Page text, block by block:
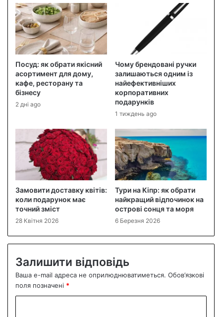
Посуд: як обрати якісний
асортимент для дому,
кафе, ресторану та
бізнесу
2 дні ago
Чому брендовані ручки
залишаються одним із
найефективніших
корпоративних
подарунків
1 тиждень ago
Замовити доставку квітів:
коли подарунок має
точний зміст
28 Квітня 2026
Тури на Кіпр: як обрати
найкращий відпочинок на
острові сонця та моря
6 Березня 2026
Залишити відповідь
Ваша e-mail адреса не оприлюднюватиметься. Обов’язкові
поля позначені *